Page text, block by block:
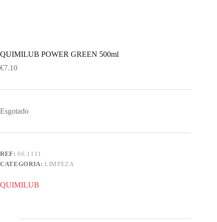
QUIMILUB POWER GREEN 500ml
€7.10
Esgotado
REF:06.1111
CATEGORIA:LIMPEZA
QUIMILUB